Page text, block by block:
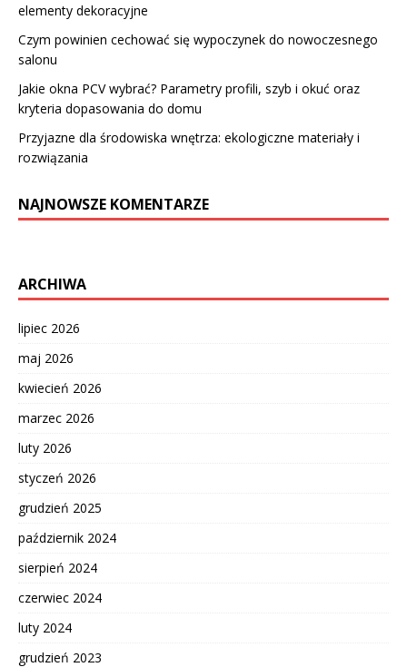
elementy dekoracyjne
Czym powinien cechować się wypoczynek do nowoczesnego
salonu
Jakie okna PCV wybrać? Parametry profili, szyb i okuć oraz
kryteria dopasowania do domu
Przyjazne dla środowiska wnętrza: ekologiczne materiały i
rozwiązania
NAJNOWSZE KOMENTARZE
ARCHIWA
lipiec 2026
maj 2026
kwiecień 2026
marzec 2026
luty 2026
styczeń 2026
grudzień 2025
październik 2024
sierpień 2024
czerwiec 2024
luty 2024
grudzień 2023